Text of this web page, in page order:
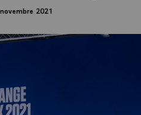
2021